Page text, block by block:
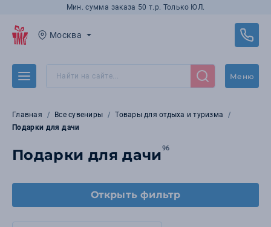
Мин. сумма заказа 50 т.р. Только ЮЛ.
Москва
Меню
Главная Все сувениры
Товары для отдыха и туризма
Подарки для дачи
Подарки для дачи96
Открыть фильтр